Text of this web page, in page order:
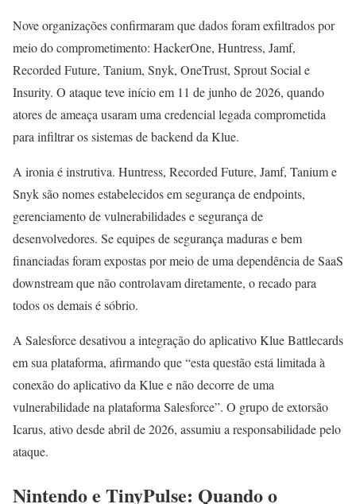
Nove organizações confirmaram que dados foram exfiltrados por
meio do comprometimento: HackerOne, Huntress, Jamf,
Recorded Future, Tanium, Snyk, OneTrust, Sprout Social e
Insurity. O ataque teve início em 11 de junho de 2026, quando
atores de ameaça usaram uma credencial legada comprometida
para infiltrar os sistemas de backend da Klue.
A ironia é instrutiva. Huntress, Recorded Future, Jamf, Tanium e
Snyk são nomes estabelecidos em segurança de endpoints,
gerenciamento de vulnerabilidades e segurança de
desenvolvedores. Se equipes de segurança maduras e bem
financiadas foram expostas por meio de uma dependência de SaaS
downstream que não controlavam diretamente, o recado para
todos os demais é sóbrio.
A Salesforce desativou a integração do aplicativo Klue Battlecards
em sua plataforma, afirmando que “esta questão está limitada à
conexão do aplicativo da Klue e não decorre de uma
vulnerabilidade na plataforma Salesforce”. O grupo de extorsão
Icarus, ativo desde abril de 2026, assumiu a responsabilidade pelo
ataque.
Nintendo e TinyPulse: Quando o